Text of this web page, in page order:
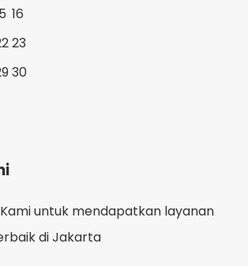
16
23
30
untuk mendapatkan layanan
di Jakarta